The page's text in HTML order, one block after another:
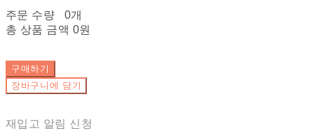
주문 수량
0개
총 상품 금액 0원
구매하기
장바구니에 담기
재입고 알림 신청